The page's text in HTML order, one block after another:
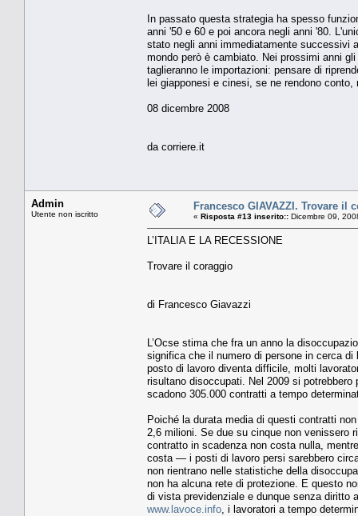
In passato questa strategia ha spesso
anni '50 e 60 e poi ancora negli anni '80.
stato negli anni immediatamente successivi
mondo però è cambiato. Nei prossimi anni
taglieranno le importazioni: pensare di
lei giapponesi e cinesi, se ne rendono conto,
08 dicembre 2008
da corriere.it
Admin
Utente non iscritto
Francesco GIAVAZZI. Trovare il
« Risposta #13 inserito:: Dicembre 09,
L’ITALIA E LA RECESSIONE
Trovare il coraggio
di Francesco Giavazzi
L’Ocse stima che fra un anno la
significa che il numero di persone in cerca
posto di lavoro diventa difficile, molti
risultano disoccupati. Nel 2009 si
scadono 305.000 contratti a tempo
Poiché la durata media di questi contratti
2,6 milioni. Se due su cinque non venissero
contratto in scadenza non costa nulla,
costa — i posti di lavoro persi sarebbero
non rientrano nelle statistiche della
non ha alcuna rete di protezione. E questo
di vista previdenziale e dunque senza diritto
www.lavoce.info , i lavoratori a tempo